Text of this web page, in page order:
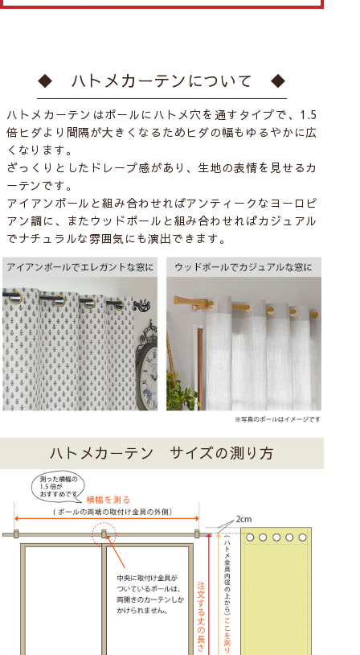
◆ ハトメカーテンについて ◆
ハトメカーテンはポールにハトメ穴を通すタイプで、1.5
倍ヒダより間隔が大きくなるためヒダの幅もゆるやかに広
くなります。
ざっくりとしたドレープ感があり、生地の表情を見せるカ
ーテンです。
アイアンポールと組み合わせればアンティークなヨーロピ
アン調に、またウッドポールと組み合わせればカジュアル
でナチュラルな雰囲気にも演出できます。
ハトメカーテン サイズの測り方